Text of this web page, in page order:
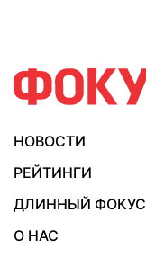
НОВОСТИ
РЕЙТИНГИ
ДЛИННЫЙ ФОКУС
О НАС